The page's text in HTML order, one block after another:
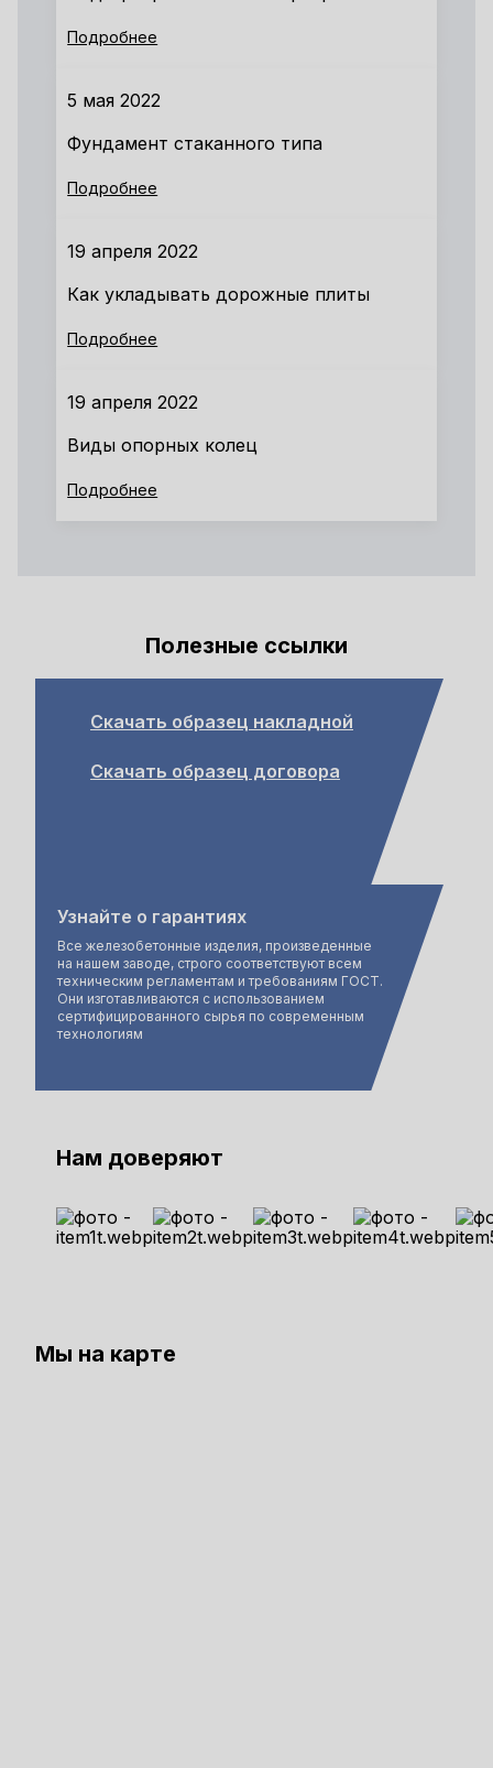
Подробнее
5 мая 2022
Фундамент стаканного типа
Подробнее
19 апреля 2022
Как укладывать дорожные плиты
Подробнее
19 апреля 2022
Виды опорных колец
Подробнее
Полезные ссылки
Скачать образец накладной
Скачать образец договора
Узнайте о гарантиях
Все железобетонные изделия, произведенные
на нашем заводе, строго соответствуют всем
техническим регламентам и требованиям ГОСТ.
Они изготавливаются с использованием
сертифицированного сырья по современным
технологиям
Нам доверяют
Мы на карте